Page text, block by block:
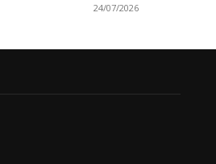
24/07/2026